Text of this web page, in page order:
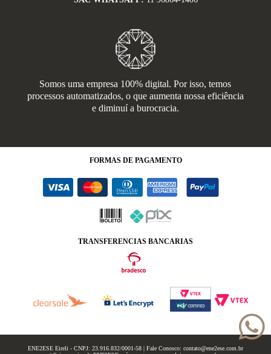
Somos uma empresa 100% digital. Por isso, temos
processos automatizados, o que aumenta nossa eficiência
e diminuí a burocracia.
FORMAS DE PAGAMENTO
TRANSFERENCIAS BANCARIAS
ENE2ESE Eireli - CNPJ: 23.916.832/0001-58 | Fale Conosco: contato@ene2ese.com.br